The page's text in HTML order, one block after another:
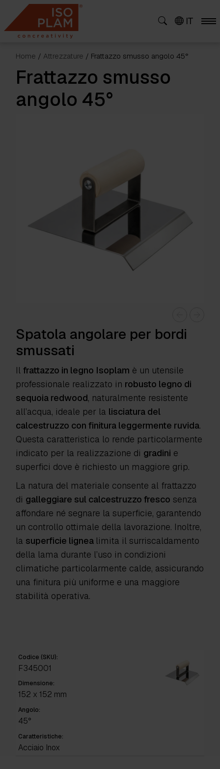
content
IT
Home / Attrezzature / Frattazzo smusso angolo 45°
Frattazzo smusso
angolo 45°
Spatola angolare per bordi
smussati
Il frattazzo in legno Isoplam è un utensile
professionale realizzato in robusto legno di
sequoia redwood, naturalmente resistente
all’acqua, ideale per la lisciatura del
calcestruzzo con finitura leggermente ruvida.
Questa caratteristica lo rende particolarmente
indicato per la realizzazione di gradini e
superfici dove è richiesto un maggiore grip.
La natura del materiale consente al frattazzo
di galleggiare sul calcestruzzo fresco senza
affondare né segnare la superficie, garantendo
un controllo ottimale della lavorazione. Inoltre,
la superficie lignea limita il surriscaldamento
della lama durante l’uso in condizioni
climatiche particolarmente calde, assicurando
una finitura più uniforme e una maggiore
stabilità operativa.
Codice (SKU):
F345001
Dimensione:
152 x 152 mm
Angolo:
45°
Caratteristiche:
Acciaio Inox